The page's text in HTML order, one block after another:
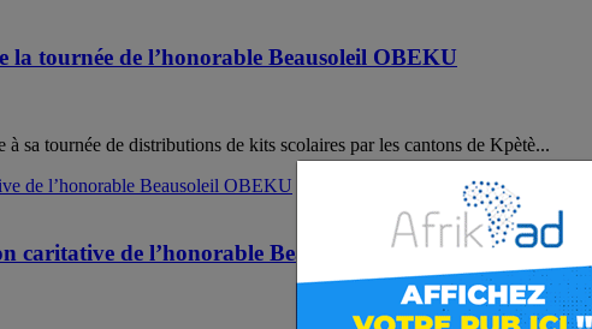
tournée de l’honorable Beausoleil OBEKU
sa tournée de distributions de kits scolaires par les cantons de Kpètè...
caritative de l’honorable Beausoleil OBEKU